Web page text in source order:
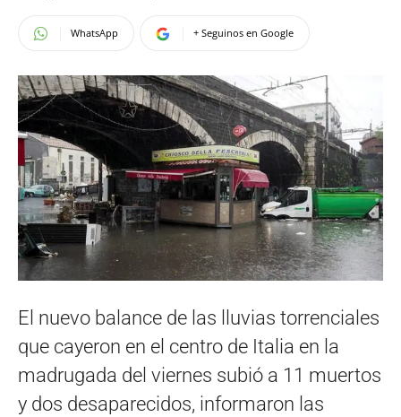
WhatsApp + Seguinos en Google
El nuevo balance de las lluvias torrenciales
que cayeron en el centro de Italia en la
madrugada del viernes subió a 11 muertos
y dos desaparecidos, informaron las